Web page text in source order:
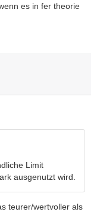
es in fer theorie
Limit
ausgenutzt wird.
teurer/wertvoller als